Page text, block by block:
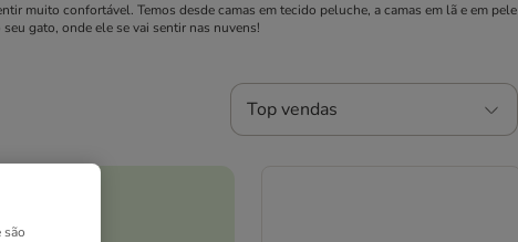
muito confortável. Temos desde camas em tecido peluche, a camas em lã e em pele
gato, onde ele se vai sentir nas nuvens!
Top vendas